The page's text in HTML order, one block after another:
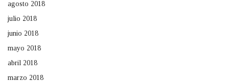
agosto 2018
julio 2018
junio 2018
mayo 2018
abril 2018
marzo 2018